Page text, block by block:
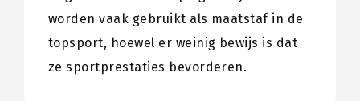
worden vaak gebruikt als maatstaf in de
topsport, hoewel er weinig bewijs is dat
ze sportprestaties bevorderen.